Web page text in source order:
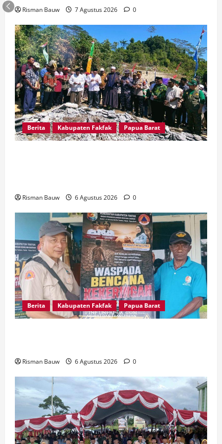
Risman Bauw 7 Agustus 2026 0
Berita Kabupaten Fakfak Papua Barat
Risman Bauw 6 Agustus 2026 0
Berita Kabupaten Fakfak Papua Barat
Risman Bauw 6 Agustus 2026 0